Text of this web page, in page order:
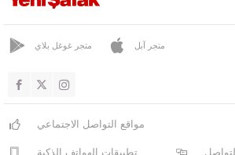
مولاكيندي
صاريجان
سيفريجا
متجر غوغل بلاي متجر آبل
مواقع التواصل الاجتماعي
تطبيقات الهواتف الذكية التواصل